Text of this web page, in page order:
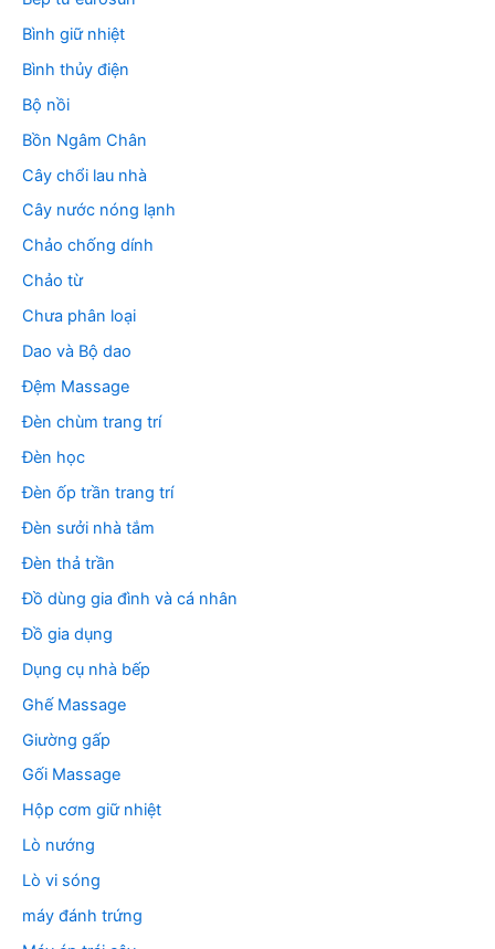
Bình giữ nhiệt
Bình thủy điện
Bộ nồi
Bồn Ngâm Chân
Cây chổi lau nhà
Cây nước nóng lạnh
Chảo chống dính
Chảo từ
Chưa phân loại
Dao và Bộ dao
Đệm Massage
Đèn chùm trang trí
Đèn học
Đèn ốp trần trang trí
Đèn sưởi nhà tắm
Đèn thả trần
Đồ dùng gia đình và cá nhân
Đồ gia dụng
Dụng cụ nhà bếp
Ghế Massage
Giường gấp
Gối Massage
Hộp cơm giữ nhiệt
Lò nướng
Lò vi sóng
máy đánh trứng